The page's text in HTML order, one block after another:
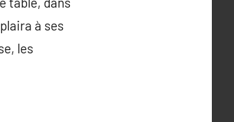
à ses
les